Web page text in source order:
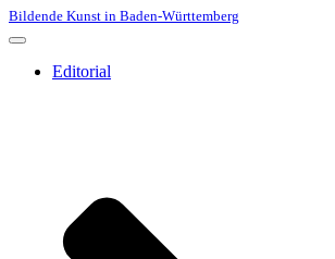
Bildende Kunst in Baden-Württemberg
Navigationsmenü
Editorial